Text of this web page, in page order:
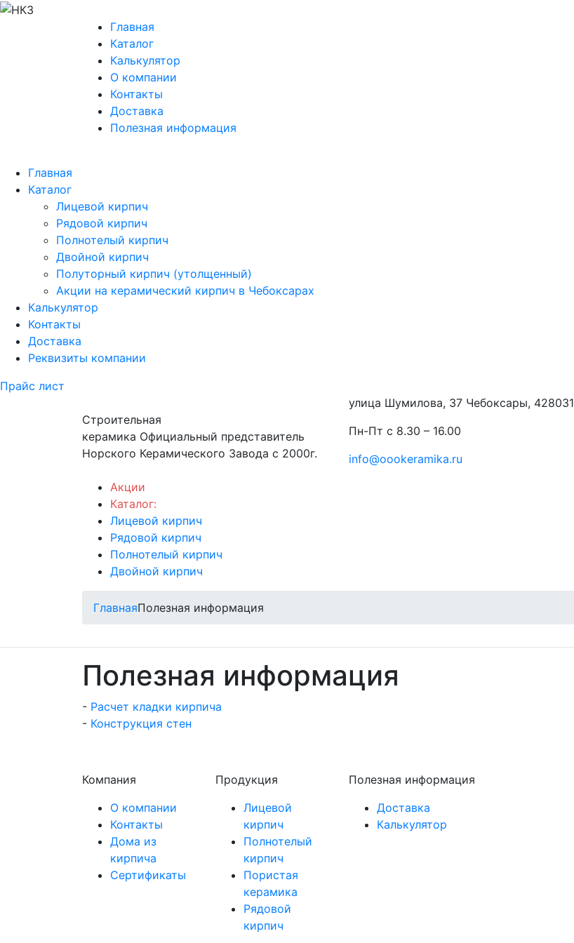
Главная
Каталог
Калькулятор
О компании
Контакты
Доставка
Полезная информация
Главная
Каталог
Лицевой кирпич
Рядовой кирпич
Полнотелый кирпич
Двойной кирпич
Полуторный кирпич (утолщенный)
Акции на керамический кирпич в Чебоксарах
Калькулятор
Контакты
Доставка
Реквизиты компании
Прайс лист
Строительная
керамика Официальный представитель
Норского Керамического Завода с 2000г.
улица Шумилова, 37 Чебоксары, 428031
Пн-Пт с 8.30 – 16.00
info@oookeramika.ru
Акции
Каталог:
Лицевой кирпич
Рядовой кирпич
Полнотелый кирпич
Двойной кирпич
ГлавнаяПолезная информация
Полезная информация
- Расчет кладки кирпича
- Конструкция стен
Компания
О компании
Контакты
Дома из
кирпича
Сертификаты
Продукция
Лицевой
кирпич
Полнотелый
кирпич
Пористая
керамика
Рядовой
кирпич
Полезная информация
Доставка
Калькулятор